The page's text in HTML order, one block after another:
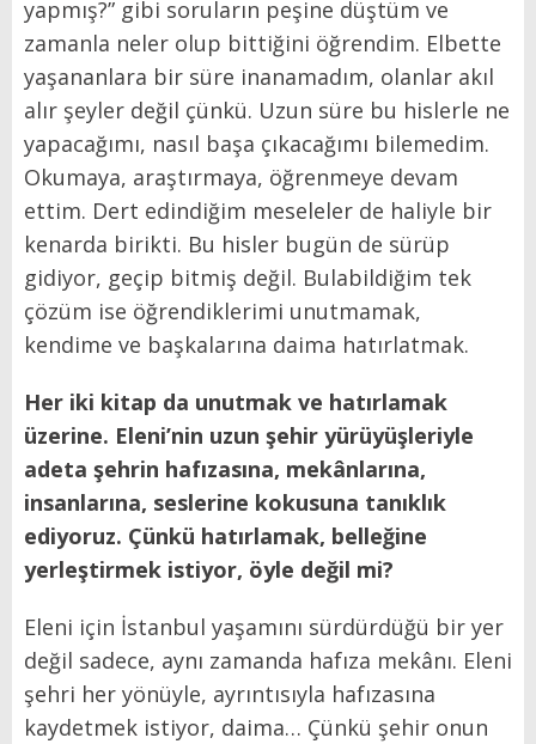
yapmış?” gibi soruların peşine düştüm ve
zamanla neler olup bittiğini öğrendim. Elbette
yaşananlara bir süre inanamadım, olanlar akıl
alır şeyler değil çünkü. Uzun süre bu hislerle ne
yapacağımı, nasıl başa çıkacağımı bilemedim.
Okumaya, araştırmaya, öğrenmeye devam
ettim. Dert edindiğim meseleler de haliyle bir
kenarda birikti. Bu hisler bugün de sürüp
gidiyor, geçip bitmiş değil. Bulabildiğim tek
çözüm ise öğrendiklerimi unutmamak,
kendime ve başkalarına daima hatırlatmak.
Her iki kitap da unutmak ve hatırlamak
üzerine. Eleni’nin uzun şehir yürüyüşleriyle
adeta şehrin hafızasına, mekânlarına,
insanlarına, seslerine kokusuna tanıklık
ediyoruz. Çünkü hatırlamak, belleğine
yerleştirmek istiyor, öyle değil mi?
Eleni için İstanbul yaşamını sürdürdüğü bir yer
değil sadece, aynı zamanda hafıza mekânı. Eleni
şehri her yönüyle, ayrıntısıyla hafızasına
kaydetmek istiyor, daima… Çünkü şehir onun